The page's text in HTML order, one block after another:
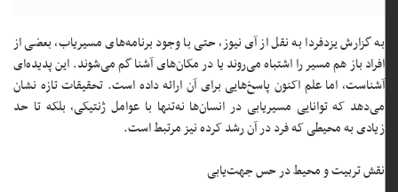
به گزارش یزدفردا به نقل از آی نیوز، حتی با وجود برنامه‌های مسیریاب، بعضی از
افراد باز هم مسیر را اشتباه می‌روند یا در مکان‌های آشنا گم می‌شوند. این پدیده‌ای
آشناست، اما علم اکنون پاسخ‌هایی برای آن ارائه داده است. تحقیقات تازه نشان
می‌دهد که توانایی مسیریابی در انسان‌ها نه‌تنها با عوامل ژنتیکی، بلکه تا حد
زیادی به محیطی که فرد در آن رشد کرده نیز مرتبط است.
نقش تربیت و محیط در حس جهت‌یابی